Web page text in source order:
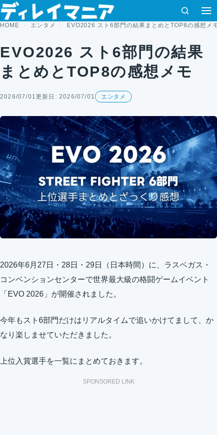
コンテンツへスキップ
検索
HOME エンタメ EVO2026 スト6部門の結果まとめとTOP8の感想メ
EVO2026 スト6部門の結果
まとめとTOP8の感想メモ
2026/07/01更新日: 2026/07/01 エンタメ
2026年6月27日・28日・29日（日本時間）に、ラスベガス・
コンベンションセンターで世界最大級の格闘ゲームイベント
「EVO 2026」が開催されました。
今年もスト6部門だけはリアルタイムで追いかけてまして、か
なり楽しませていただきました。
上位入賞選手を一覧にまとめておきます。
SPONSORED LINK